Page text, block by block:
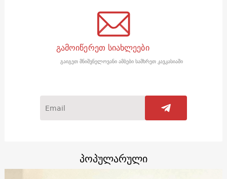
გამოიწერეთ სიახლეები
გაიგეთ მნიშვნელოვანი ამბები სამხრეთ კავკასიაში
პოპულარული